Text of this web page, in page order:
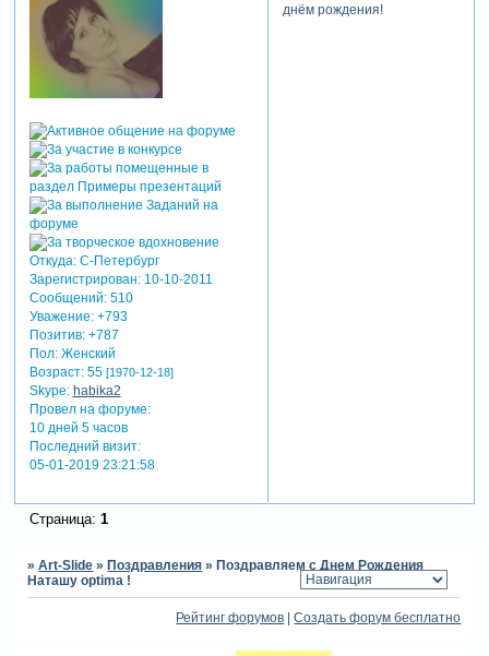
Откуда:С-Петербург
Зарегистрирован: 10-10-2011
Сообщений:510
Уважение: +793
Позитив: +787
Пол:Женский
Возраст:55 [1970-12-18]
Skype: habika2
Провел на форуме:
10 дней 5 часов
Последний визит:
05-01-2019 23:21:58
днём рождения!
Страница: 1
»Art-Slide » Поздравления » Поздравляем с Днем Рождения
Наташу optima !
Рейтинг форумов |Создать форум бесплатно